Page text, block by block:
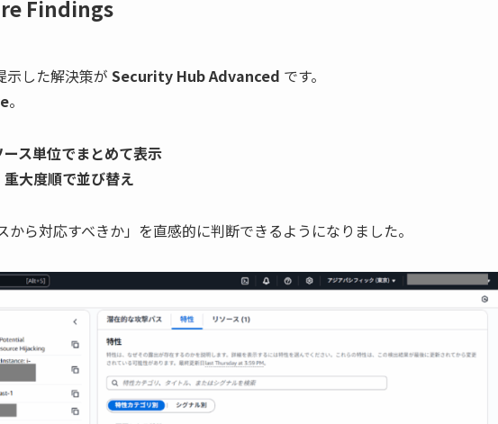
Findings
示した解決策が Security Hub Advanced です。
。
ース単位でまとめて表示
重大度順で並び替え
ら対応すべきか」を直感的に判断できるようになりました。